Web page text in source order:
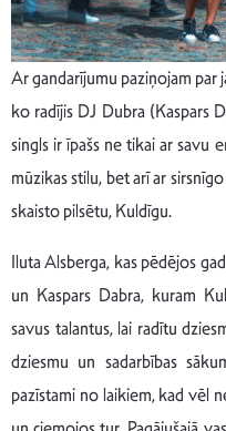
Ar gandarījumu paziņojam par
ko radījis DJ Dubra (Kaspars
singls ir īpašs ne tikai ar savu
mūzikas stilu, bet arī ar
skaisto pilsētu, Kuldīgu.
Iluta Alsberga, kas pēdējos
un Kaspars Dabra, kuram
savus talantus, lai radītu
dziesmu un sadarbības
pazīstami no laikiem, kad vēl